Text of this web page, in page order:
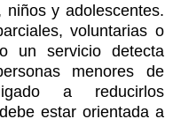
niños y adolescentes.
voluntarias o
un servicio detecta
menores de
a reducirlos
estar orientada a